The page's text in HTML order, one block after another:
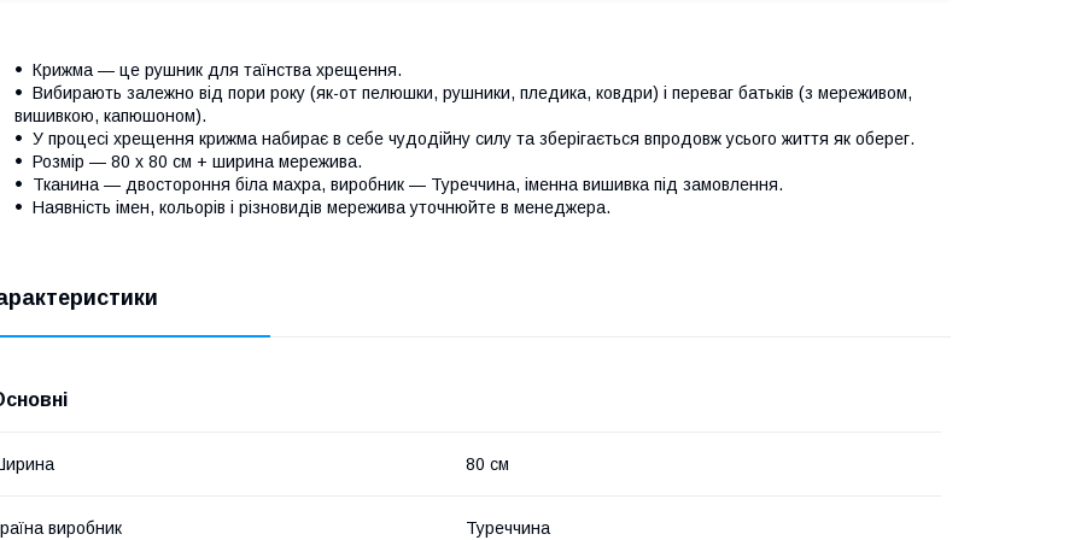
Крижма — це рушник для таїнства хрещення.
Вибирають залежно від пори року (як-от пелюшки, рушники, пледика, ковдри) і переваг батьків (з мереживом,
вишивкою, капюшоном).
У процесі хрещення крижма набирає в себе чудодійну силу та зберігається впродовж усього життя як оберег.
Розмір — 80 х 80 см + ширина мережива.
Тканина — двостороння біла махра, виробник — Туреччина, іменна вишивка під замовлення.
Наявність імен, кольорів і різновидів мережива уточнюйте в менеджера.
80 см
виробник Туреччина